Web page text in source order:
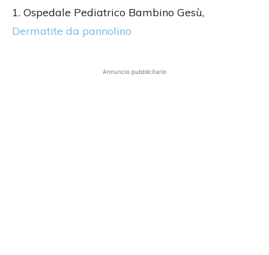
1. Ospedale Pediatrico Bambino Gesù,
Dermatite da pannolino
Annuncio pubblicitario